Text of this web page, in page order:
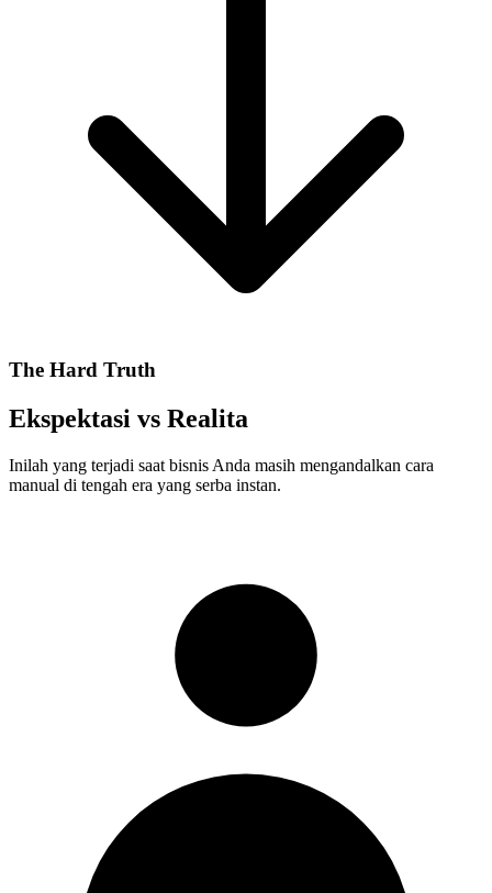
The Hard Truth
Ekspektasi vs Realita
Inilah yang terjadi saat bisnis Anda masih mengandalkan cara
manual di tengah era yang serba instan.